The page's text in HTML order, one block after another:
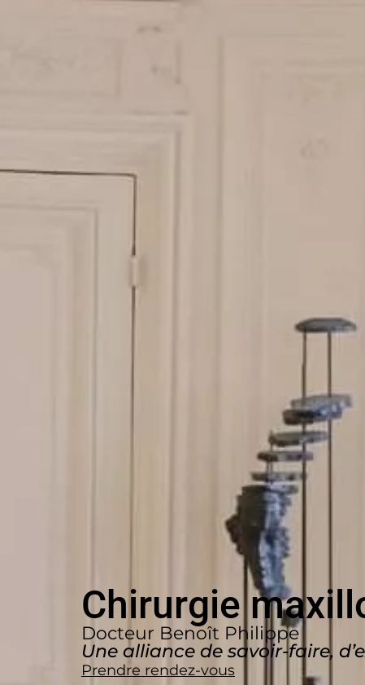
Chirurgie
Docteur Benoît Philippe
Une alliance de savoir-faire,
Prendre rendez-vous